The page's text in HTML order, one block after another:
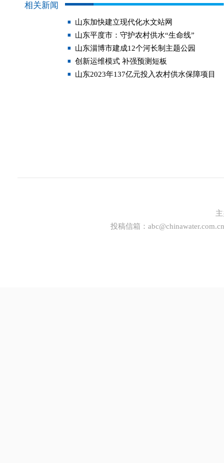
相关新闻
山东加快建立现代化水文站网
山东平度市：守护农村供水“生命线”
山东淄博市建成12个河长制主题公园
创新运维模式 补强预测短板
山东2023年137亿元投入农村供水保障项目
投稿信箱： abc@chinawater.com.cn